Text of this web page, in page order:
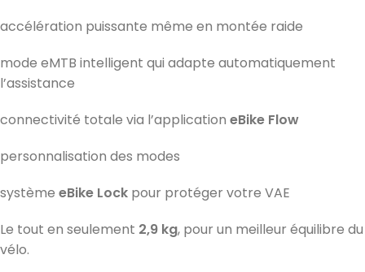
accélération puissante même en montée raide
mode eMTB intelligent qui adapte automatiquement
l’assistance
connectivité totale via l’application eBike Flow
personnalisation des modes
système eBike Lock pour protéger votre VAE
Le tout en seulement 2,9 kg, pour un meilleur équilibre du
vélo.